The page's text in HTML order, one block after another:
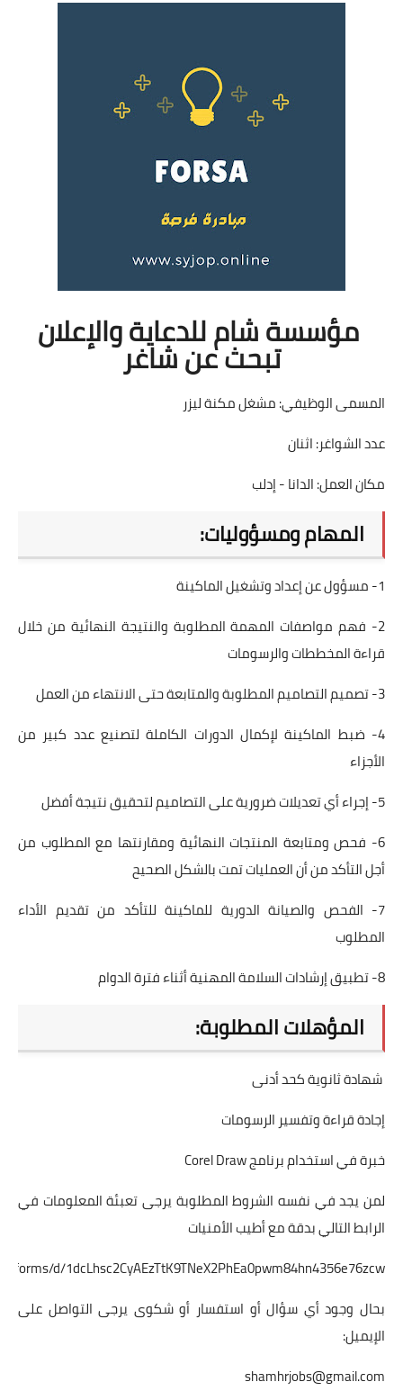
مؤسسة شام للدعاية والإعلان
تبحث عن شاغر
المسمى الوظيفي: مشغل مكنة ليزر
عدد الشواغر: اثنان
مكان العمل: الدانا - إدلب
المهام ومسؤوليات:
1- مسؤول عن إعداد وتشغيل الماكينة
2- فهم مواصفات المهمة المطلوبة والنتيجة النهائية من خلال
قراءة المخططات والرسومات
3- تصميم التصاميم المطلوبة والمتابعة حتى الانتهاء من العمل
4- ضبط الماكينة لإكمال الدورات الكاملة لتصنيع عدد كبير من
الأجزاء
5- إجراء أي تعديلات ضرورية على التصاميم لتحقيق نتيجة أفضل
6- فحص ومتابعة المنتجات النهائية ومقارنتها مع المطلوب من
أجل التأكد من أن العمليات تمت بالشكل الصحيح
7- الفحص والصيانة الدورية للماكينة للتأكد من تقديم الأداء
المطلوب
8- تطبيق إرشادات السلامة المهنية أثناء فترة الدوام
المؤهلات المطلوبة:
شهادة ثانوية كحد أدنى
إجادة قراءة وتفسير الرسومات
خبرة في استخدام برنامج Corel Draw
لمن يجد في نفسه الشروط المطلوبة يرجى تعبئة المعلومات في
الرابط التالي بدقة مع أطيب الأمنيات
forms/d/1dcLhsc2CyAEzTtK9TNeX2PhEa0pwm84hn4356e76zcw
بحال وجود أي سؤال أو استفسار أو شكوى يرجى التواصل على
الإيميل:
shamhrjobs@gmail.com